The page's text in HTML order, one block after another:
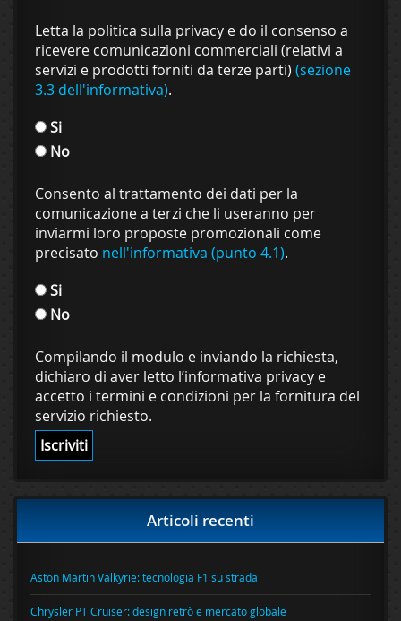
Letta la politica sulla privacy e do il consenso a
ricevere comunicazioni commerciali (relativi a
servizi e prodotti forniti da terze parti) (sezione
3.3 dell'informativa).
Si
No
Consento al trattamento dei dati per la
comunicazione a terzi che li useranno per
inviarmi loro proposte promozionali come
precisato nell'informativa (punto 4.1).
Si
No
Compilando il modulo e inviando la richiesta,
dichiaro di aver letto l’informativa privacy e
accetto i termini e condizioni per la fornitura del
servizio richiesto.
Articoli recenti
Aston Martin Valkyrie: tecnologia F1 su strada
Chrysler PT Cruiser: design retrò e mercato globale